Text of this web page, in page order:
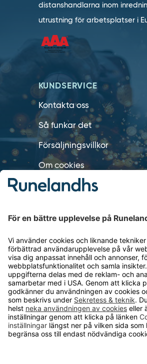
distanshandlarna inom
utrustning för arbetsplatser i
KUNDSERVICE
Kontakta oss
Så funkar det
Försäljningsvillkor
Om cookies
Personuppgiftshantering
OM RUNELANDHS
Om Runelandhs
Köpvillkor
Därför ska du välja oss
Lediga jobb
Kvalitets- och miljöpolicy